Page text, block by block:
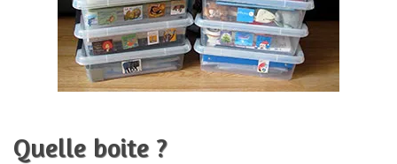
Quelle boite ?